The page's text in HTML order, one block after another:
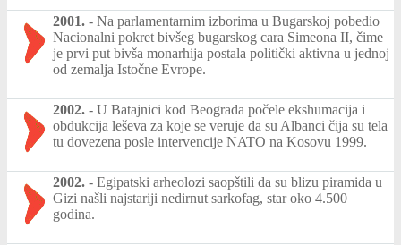
2001. - Na parlamentarnim izborima u Bugarskoj pobedio
Nacionalni pokret bivšeg bugarskog cara Simeona II, čime
je prvi put bivša monarhija postala politički aktivna u jednoj
od zemalja Istočne Evrope.
2002. - U Batajnici kod Beograda počele ekshumacija i
obdukcija leševa za koje se veruje da su Albanci čija su tela
tu dovezena posle intervencije NATO na Kosovu 1999.
2002. - Egipatski arheolozi saopštili da su blizu piramida u
Gizi našli najstariji nedirnut sarkofag, star oko 4.500
godina.